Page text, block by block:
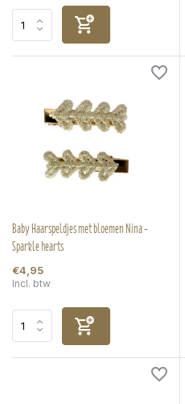
Baby Haarspeldjes met bloemen Nina -
Sparkle hearts
€4,95
Incl. btw